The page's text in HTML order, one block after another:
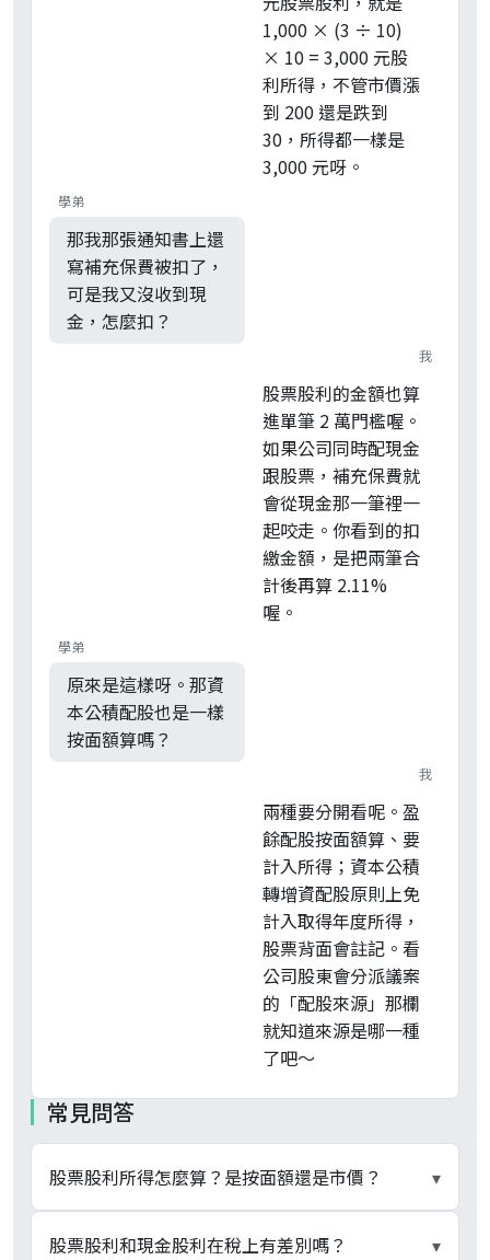
1,000 × (3 ÷ 10)
× 10 = 3,000 元股
利所得，不管市價漲
到 200 還是跌到
30，所得都一樣是
3,000 元呀。
學弟
那我那張通知書上還
寫補充保費被扣了，
可是我又沒收到現
金，怎麼扣？
我
股票股利的金額也算
進單筆 2 萬門檻喔。
如果公司同時配現金
跟股票，補充保費就
會從現金那一筆裡一
起咬走。你看到的扣
繳金額，是把兩筆合
計後再算 2.11%
喔。
學弟
原來是這樣呀。那資
本公積配股也是一樣
按面額算嗎？
我
兩種要分開看呢。盈
餘配股按面額算、要
計入所得；資本公積
轉增資配股原則上免
計入取得年度所得，
股票背面會註記。看
公司股東會分派議案
的「配股來源」那欄
就知道來源是哪一種
了吧～
常見問答
股票股利所得怎麼算？是按面額還是市價？ ▾
按每股面額 10 元計算，與市價無關。公式：股利
股票股利和現金股利在稅上有差別嗎？ ▾